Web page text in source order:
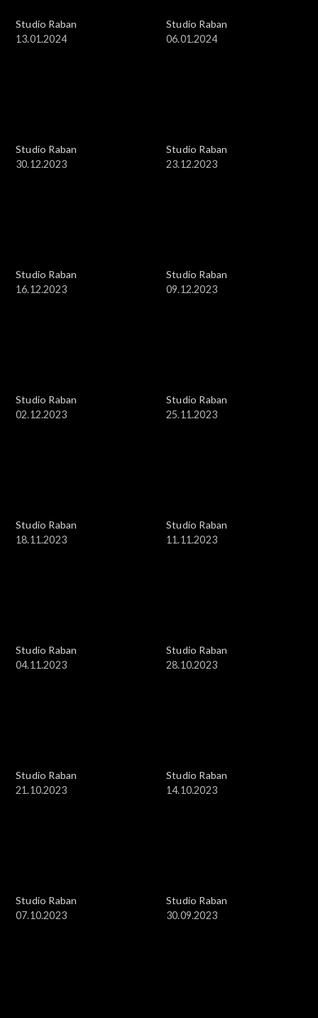
Studio Raban
13.01.2024
Studio Raban
06.01.2024
Studio Raban
30.12.2023
Studio Raban
23.12.2023
Studio Raban
16.12.2023
Studio Raban
09.12.2023
Studio Raban
02.12.2023
Studio Raban
25.11.2023
Studio Raban
18.11.2023
Studio Raban
11.11.2023
Studio Raban
04.11.2023
Studio Raban
28.10.2023
Studio Raban
21.10.2023
Studio Raban
14.10.2023
Studio Raban
07.10.2023
Studio Raban
30.09.2023